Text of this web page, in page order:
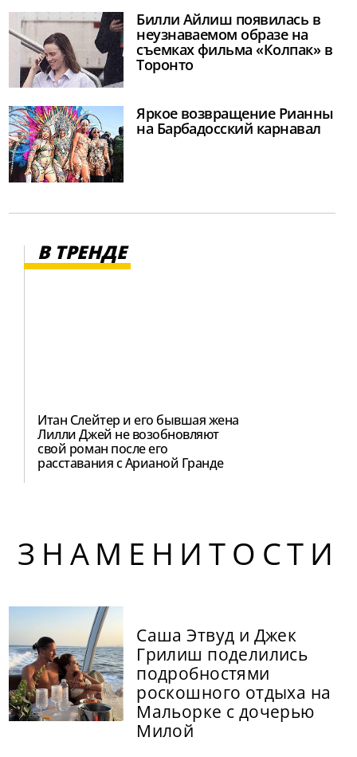
Билли Айлиш появилась в
неузнаваемом образе на
съемках фильма «Колпак» в
Торонто
Яркое возвращение Рианны
на Барбадосский карнавал
В ТРЕНДЕ
Итан Слейтер и его бывшая жена
Лилли Джей не возобновляют
свой роман после его
расставания с Арианой Гранде
ЗНАМЕНИТОСТИ
Саша Этвуд и Джек
Грилиш поделились
подробностями
роскошного отдыха на
Мальорке с дочерью
Милой